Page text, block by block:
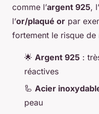
comme l’argent 925, l’
l’or/plaqué or par
fortement le risque de
🌟 Argent 925 :
réactives
🦾 Acier
peau